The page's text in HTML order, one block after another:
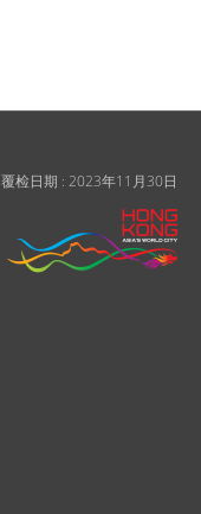
覆检日期 : 2023年11月30日